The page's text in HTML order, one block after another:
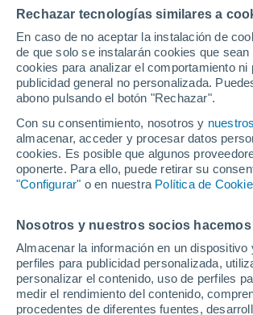
Rechazar tecnologías similares a
En caso de no aceptar la instalación de
de que solo se instalarán cookies que
cookies para analizar el comportamiento
publicidad general no personalizada.
abono pulsando el botón "Rechazar".
Con su consentimiento, nosotros y
almacenar, acceder y procesar datos
cookies. Es posible que algunos
oponerte. Para ello, puede retirar su
"Configurar" o en nuestra Política de
Nosotros y nuestros socios
Almacenar la información en un
perfiles para publicidad personalizada,
personalizar el contenido, uso de perfiles
medir el rendimiento del contenido,
procedentes de diferentes fuentes,
Paraguay
ECMWF América Sur -
Lat(+10..-30)
ECMWF América Sur -
GFS América Sur -
Lat(+10..-30)
GFS América Sur -